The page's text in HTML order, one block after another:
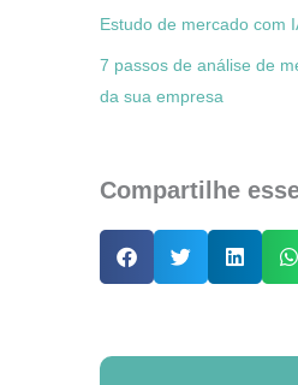
Estudo de mercado com
7 passos de análise de
da sua empresa
Compartilhe